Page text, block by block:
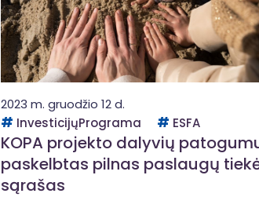
2023 m. gruodžio 12 d.
InvesticijųPrograma
ESFA
KOPA projekto dalyvių
paskelbtas pilnas paslaugų
sąrašas